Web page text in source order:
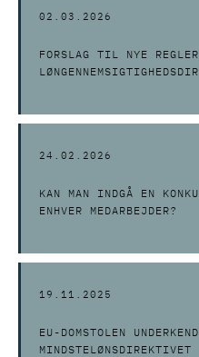
02.03.2026
FORSLAG TIL NYE
24.02.2026
KAN MAN INDGÅ EN
ENHVER MEDARBEJDER?
19.11.2025
EU-DOMSTOLEN
MINDSTELØNSDIREKTIVET